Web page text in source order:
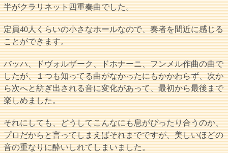
半がクラリネット四重奏曲でした。
定員40人くらいの小さなホールなので、奏者を間近に感じる
ことができます。
バッハ、ドヴォルザーク、ドホナーニ、フンメル作曲の曲で
したが、１つも知ってる曲がなかったにもかかわらず、次か
ら次へと紡ぎ出される音に変化があって、最初から最後まで
楽しめました。
それにしても、どうしてこんなにも息がぴったり合うのか、
プロだからと言ってしまえばそれまでですが、美しいほどの
音の重なりに酔いしれてしまいました。